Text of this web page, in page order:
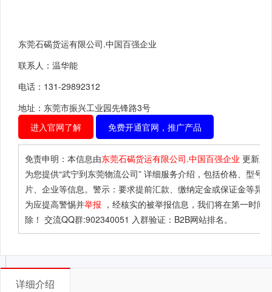
东莞石碣货运有限公司.中国百强企业
联系人：温华能
电话：131-29892312
地址：东莞市振兴工业园先锋路3号
进入官网了解
免费开通官网，推广产品
免责申明：本信息由东莞石碣货运有限公司.中国百强企业 更新上
为您提供“武宁到东莞物流公司” 详细服务介绍，包括价格、型号
片、企业等信息。警示：要求提前汇款、缴纳定金或保证金等异
为应提高警惕并举报 ，经核实的被举报信息，我们将在第一时间
除！ 交流QQ群:902340051 入群验证：B2B网站排名。
详细介绍